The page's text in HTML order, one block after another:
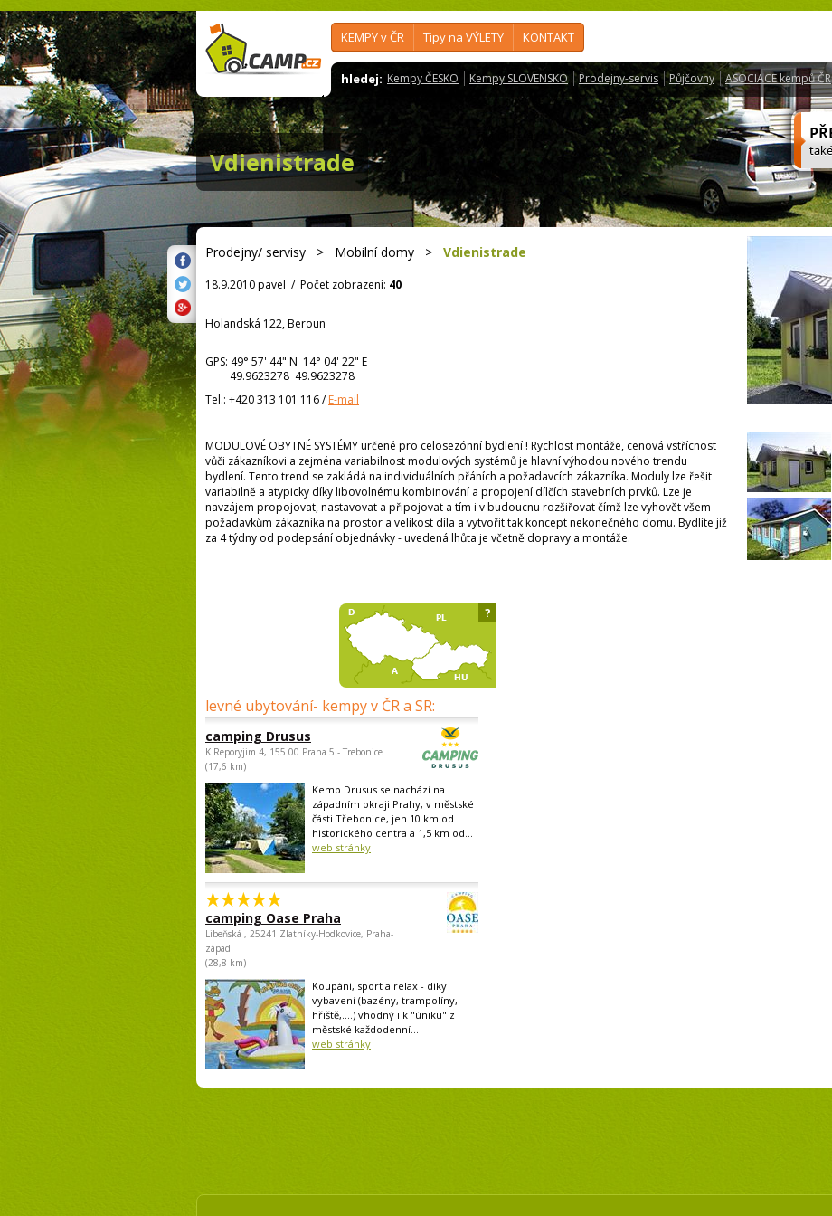
KEMPY v ČR Tipy na VÝLETY KONTAKT
hledej: Kempy ČESKO Kempy SLOVENSKO Prodejny-servis Půjčovny ASOCIACE kempů ČR
Vdienistrade
Prodejny/ servisy > Mobilní domy > Vdienistrade
18.9.2010 pavel / Počet zobrazení: 40
Holandská 122, Beroun
GPS: 49° 57' 44" N 14° 04' 22" E
49.9623278 49.9623278
Tel.: +420 313 101 116/E-mail
MODULOVÉ OBYTNÉ SYSTÉMY určené pro celosezónní bydlení ! Rychlost montáže, cenová vstřícnost
vůči zákazníkovi a zejména variabilnost modulových systémů je hlavní výhodou nového trendu
bydlení. Tento trend se zakládá na individuálních přáních a požadavcích zákazníka. Moduly lze řešit
variabilně a atypicky díky libovolnému kombinování a propojení dílčích stavebních prvků. Lze je
navzájem propojovat, nastavovat a připojovat a tím i v budoucnu rozšiřovat čímž lze vyhovět všem
požadavkům zákazníka na prostor a velikost díla a vytvořit tak koncept nekonečného domu. Bydlíte již
za 4 týdny od podepsání objednávky - uvedená lhůta je včetně dopravy a montáže.
levné ubytování- kempy v ČR a SR:
camping Drusus
K Reporyjim 4, 155 00 Praha 5 - Trebonice
(17,6 km)
Kemp Drusus se nachází na
západním okraji Prahy, v městské
části Třebonice, jen 10 km od
historického centra a 1,5 km od...
web stránky
camping Oase Praha
Libeňská , 25241 Zlatníky-Hodkovice, Praha-
západ
(28,8 km)
Koupání, sport a relax - díky
vybavení (bazény, trampolíny,
hřiště,....) vhodný i k "úniku" z
městské každodenní...
web stránky
?